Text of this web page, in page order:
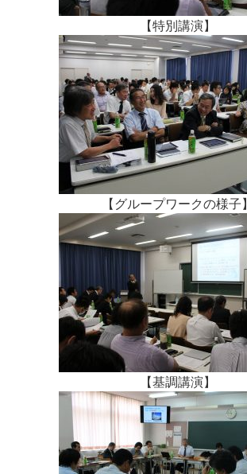
【特別講演】
【グループワークの様子】
【基調講演】